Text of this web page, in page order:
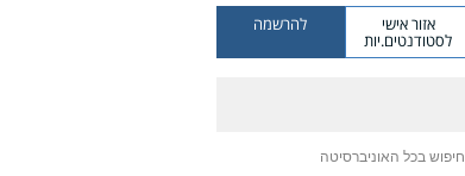
אזור אישי
לסטודנטים.יות
להרשמה
חיפוש בכל האוניברסיטה